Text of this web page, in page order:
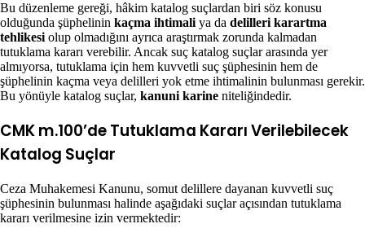
Bu düzenleme gereği, hâkim katalog suçlardan biri söz konusu
olduğunda şüphelinin kaçma ihtimaliya da delilleri karartma
tehlikesiolup olmadığını ayrıca araştırmak zorunda kalmadan
tutuklama kararı verebilir. Ancak suç katalog suçlar arasında yer
almıyorsa, tutuklama için hem kuvvetli suç şüphesinin hem de
şüphelinin kaçma veya delilleri yok etme ihtimalinin bulunması gerekir.
Bu yönüyle katalog suçlar, kanuni karine niteliğindedir.
CMK m.100’de Tutuklama Kararı Verilebilecek
Katalog Suçlar
Ceza Muhakemesi Kanunu, somut delillere dayanan kuvvetli suç
şüphesinin bulunması halinde aşağıdaki suçlar açısından tutuklama
kararı verilmesine izin vermektedir: